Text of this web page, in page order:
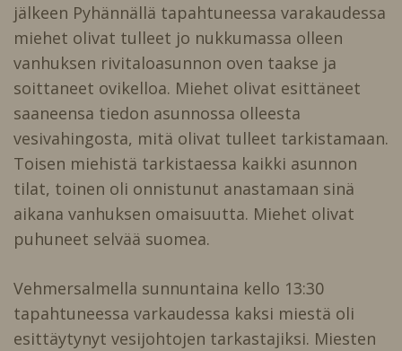
jälkeen Pyhännällä tapahtuneessa varakaudessa
miehet olivat tulleet jo nukkumassa olleen
vanhuksen rivitaloasunnon oven taakse ja
soittaneet ovikelloa. Miehet olivat esittäneet
saaneensa tiedon asunnossa olleesta
vesivahingosta, mitä olivat tulleet tarkistamaan.
Toisen miehistä tarkistaessa kaikki asunnon
tilat, toinen oli onnistunut anastamaan sinä
aikana vanhuksen omaisuutta. Miehet olivat
puhuneet selvää suomea.
Vehmersalmella sunnuntaina kello 13:30
tapahtuneessa varkaudessa kaksi miestä oli
esittäytynyt vesijohtojen tarkastajiksi. Miesten